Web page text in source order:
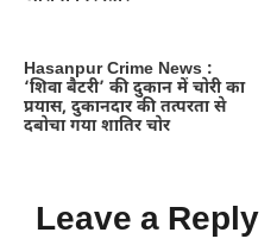
Hasanpur Crime News :
‘शिवा बैटरी’ की दुकान में चोरी का
प्रयास, दुकानदार की तत्परता से
दबोचा गया शातिर चोर
Leave a Reply